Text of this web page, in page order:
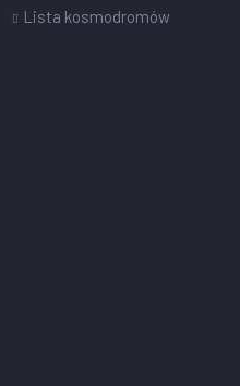
Lista kosmodromów